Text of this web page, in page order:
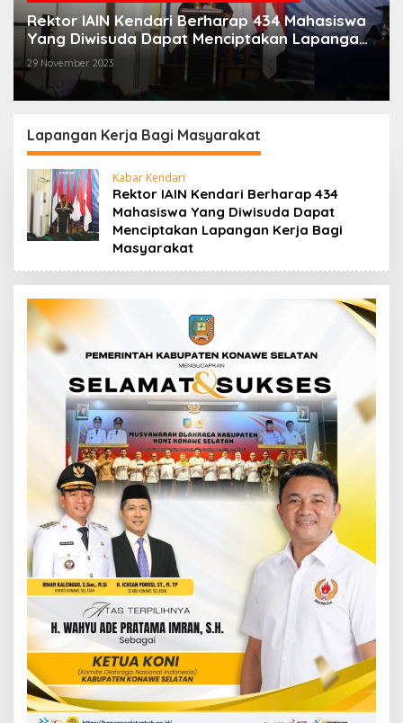
Rektor IAIN Kendari Berharap 434 Mahasiswa
Yang Diwisuda Dapat Menciptakan Lapangan
Kerja Bagi Masyarakat
29 November 2023
Lapangan Kerja Bagi Masyarakat
Kabar Kendari
Rektor IAIN Kendari Berharap 434
Mahasiswa Yang Diwisuda Dapat
Menciptakan Lapangan Kerja Bagi
Masyarakat